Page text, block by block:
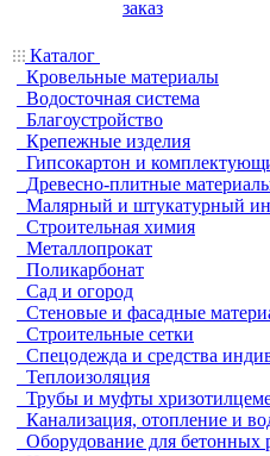
заказ
Каталог
Кровельные материалы
Водосточная система
Благоустройство
Крепежные изделия
Гипсокартон и
Древесно-плитные
Малярный и штукатурный
Строительная химия
Металлопрокат
Поликарбонат
Сад и огород
Стеновые и фасадные
Строительные сетки
Спецодежда и средства
Теплоизоляция
Трубы и муфты
Канализация, отопление и
Оборудование для бетонных